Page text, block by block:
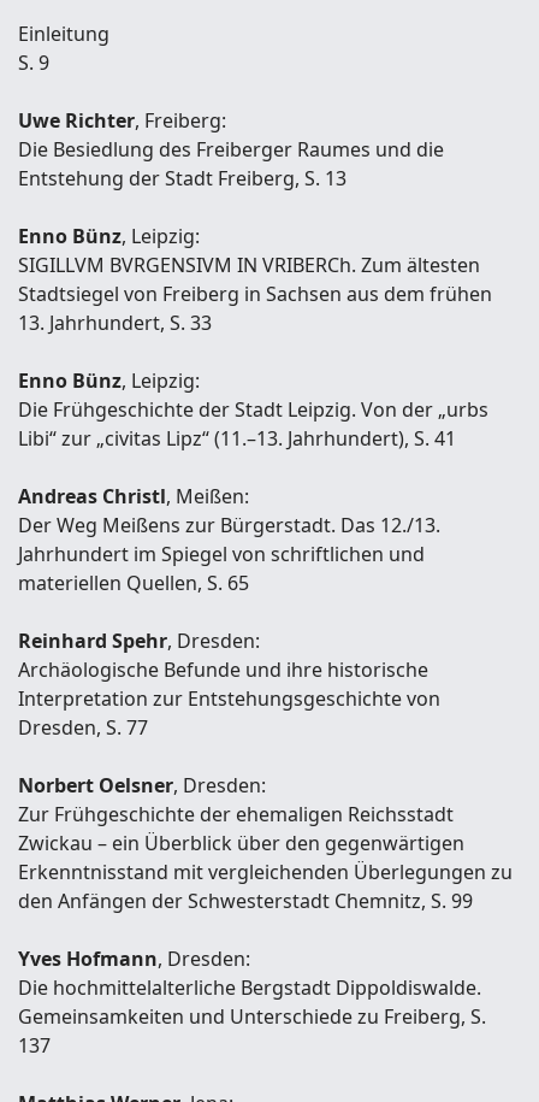
Einleitung
S. 9
Uwe Richter, Freiberg:
Die Besiedlung des Freiberger Raumes und die
Entstehung der Stadt Freiberg, S. 13
Enno Bünz, Leipzig:
SIGILLVM BVRGENSIVM IN VRIBERCh. Zum ältesten
Stadtsiegel von Freiberg in Sachsen aus dem frühen
13. Jahrhundert, S. 33
Enno Bünz, Leipzig:
Die Frühgeschichte der Stadt Leipzig. Von der „urbs
Libi“ zur „civitas Lipz“ (11.–13. Jahrhundert), S. 41
Andreas Christl, Meißen:
Der Weg Meißens zur Bürgerstadt. Das 12./13.
Jahrhundert im Spiegel von schriftlichen und
materiellen Quellen, S. 65
Reinhard Spehr, Dresden:
Archäologische Befunde und ihre historische
Interpretation zur Entstehungsgeschichte von
Dresden, S. 77
Norbert Oelsner, Dresden:
Zur Frühgeschichte der ehemaligen Reichsstadt
Zwickau – ein Überblick über den gegenwärtigen
Erkenntnisstand mit vergleichenden Überlegungen zu
den Anfängen der Schwesterstadt Chemnitz, S. 99
Yves Hofmann, Dresden:
Die hochmittelalterliche Bergstadt Dippoldiswalde.
Gemeinsamkeiten und Unterschiede zu Freiberg, S.
137